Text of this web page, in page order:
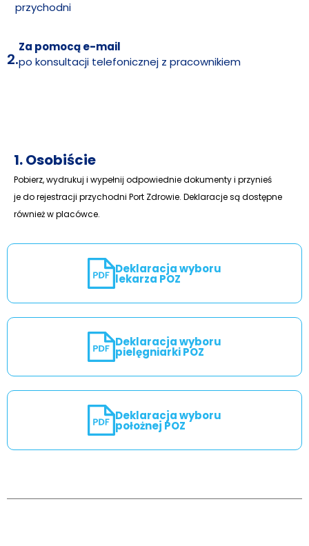
przychodni
2.
Za pomocą e-mail
po konsultacji telefonicznej z pracownikiem
1. Osobiście
Pobierz, wydrukuj i wypełnij odpowiednie dokumenty i przynieś
je do rejestracji przychodni Port Zdrowie. Deklaracje są dostępne
również w placówce.
Deklaracja wyboru
lekarza POZ
Deklaracja wyboru
pielęgniarki POZ
Deklaracja wyboru
położnej POZ